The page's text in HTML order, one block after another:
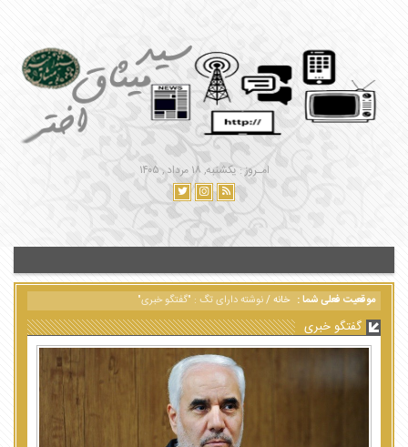
امـروز : یکشنبه, ۱۸ مرداد , ۱۴۰۵
موقعیت فعلی شما : خانه/نوشته دارای تگ : "گفتگو خبری"
گفتگو خبری